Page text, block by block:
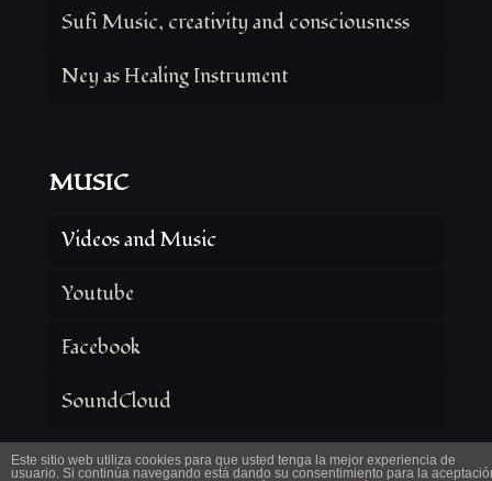
Sufi Music, creativity and consciousness
Ney as Healing Instrument
MUSIC
Videos and Music
Youtube
Facebook
SoundCloud
Este sitio web utiliza cookies para que usted tenga la mejor experiencia de
usuario. Si continúa navegando está dando su consentimiento para la